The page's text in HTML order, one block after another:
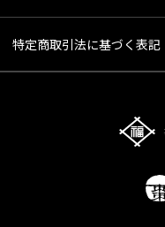
特定商取引法に基づく表記